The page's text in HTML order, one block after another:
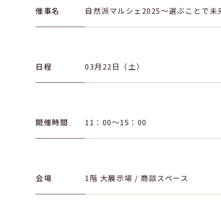
催事名 自然派マルシェ2025〜選ぶことで未
日程 03月22日（土）
開催時間 11：00〜15：00
会場 1階 大展示場 / 商談スペース